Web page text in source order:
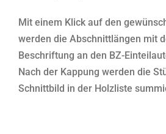
Mit einem Klick auf den
werden die Abschnittlängen mit
Beschriftung an den BZ-
Nach der Kappung werden die
Schnittbild in der Holzliste